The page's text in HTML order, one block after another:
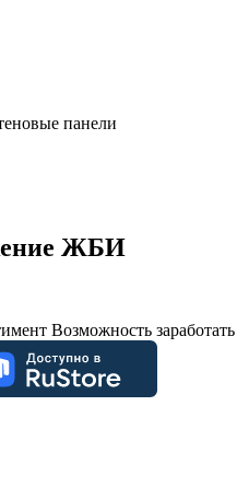
панели
ЖБИ
Возможность заработать